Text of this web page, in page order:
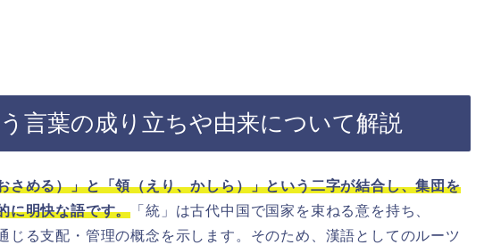
う言葉の成り立ちや由来について解説
さめる）」と「領（えり、かしら）」という二字が結合し、集団を
に明快な語です。 「統」は古代中国で国家を束ねる意を持ち、
じる支配・管理の概念を示します。そのため、漢語としてのルーツ